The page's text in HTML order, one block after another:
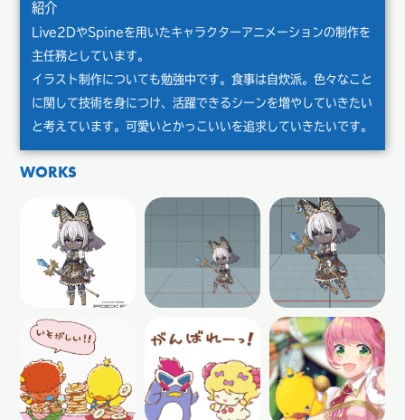
紹介
Live2DやSpineを用いたキャラクターアニメーションの制作を
主任務としています。
イラスト制作についても勉強中です。食事は自炊派。色々なこと
に関して技術を身につけ、活躍できるシーンを増やしていきたい
と考えています。可愛いとかっこいいを追求していきたいです。
WORKS